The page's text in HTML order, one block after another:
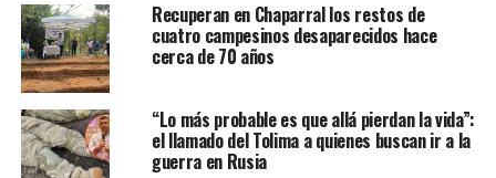
Recuperan en Chaparral los restos de
cuatro campesinos desaparecidos hace
cerca de 70 años
“Lo más probable es que allá pierdan la vida”:
el llamado del Tolima a quienes buscan ir a la
guerra en Rusia